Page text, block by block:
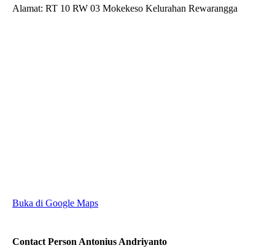
Alamat: RT 10 RW 03 Mokekeso Kelurahan Rewarangga
Buka di Google Maps
Contact Person Antonius Andriyanto